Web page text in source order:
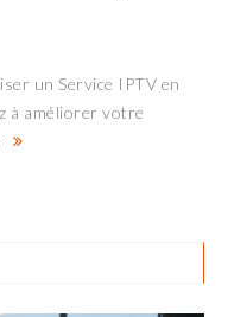
un Service IPTV en
à améliorer votre